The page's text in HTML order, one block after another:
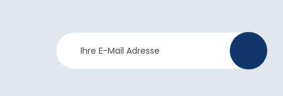
Newsletter
Anmeldung